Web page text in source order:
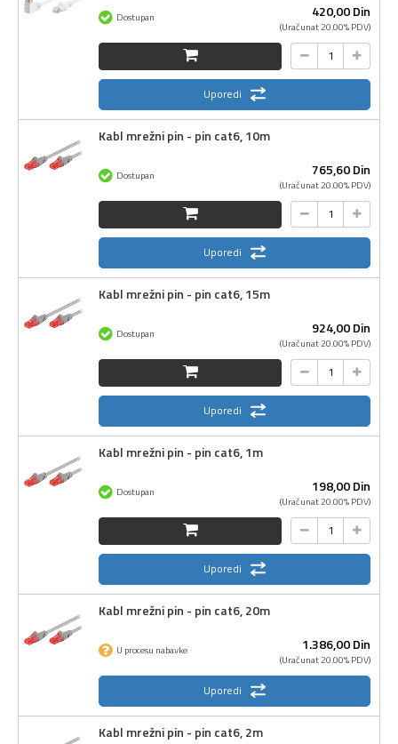
420,00Din
(Uračunat 20.00% PDV)
Dostupan
Uporedi
Kabl mrežni pin - pin cat6, 10m
765,60Din
(Uračunat 20.00% PDV)
Dostupan
Uporedi
Kabl mrežni pin - pin cat6, 15m
924,00Din
(Uračunat 20.00% PDV)
Dostupan
Uporedi
Kabl mrežni pin - pin cat6, 1m
198,00Din
(Uračunat 20.00% PDV)
Dostupan
Uporedi
Kabl mrežni pin - pin cat6, 20m
1.386,00Din
(Uračunat 20.00% PDV)
U procesu nabavke
Uporedi
Kabl mrežni pin - pin cat6, 2m